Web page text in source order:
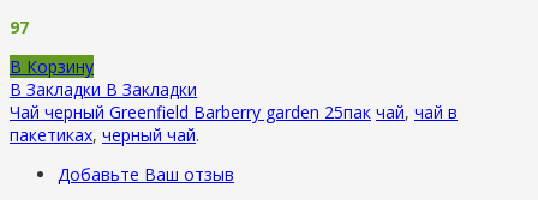
97
В Корзину
В Закладки В Закладки
Чай черный Greenfield Barberry garden 25пак чай, чай в
пакетиках, черный чай.
Добавьте Ваш отзыв